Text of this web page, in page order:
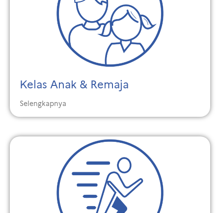
Kelas Anak & Remaja
Selengkapnya